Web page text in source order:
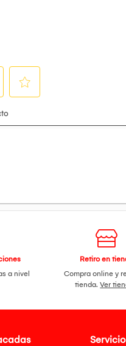
a nivel
Retiro en
Compra online y
tienda.Ver